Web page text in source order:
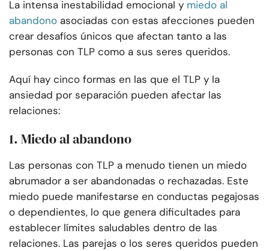
La intensa inestabilidad emocional y miedo al
abandono asociadas con estas afecciones pueden
crear desafíos únicos que afectan tanto a las
personas con TLP como a sus seres queridos.
Aquí hay cinco formas en las que el TLP y la
ansiedad por separación pueden afectar las
relaciones:
1. Miedo al abandono
Las personas con TLP a menudo tienen un miedo
abrumador a ser abandonadas o rechazadas. Este
miedo puede manifestarse en conductas pegajosas
o dependientes, lo que genera dificultades para
establecer límites saludables dentro de las
relaciones. Las parejas o los seres queridos pueden